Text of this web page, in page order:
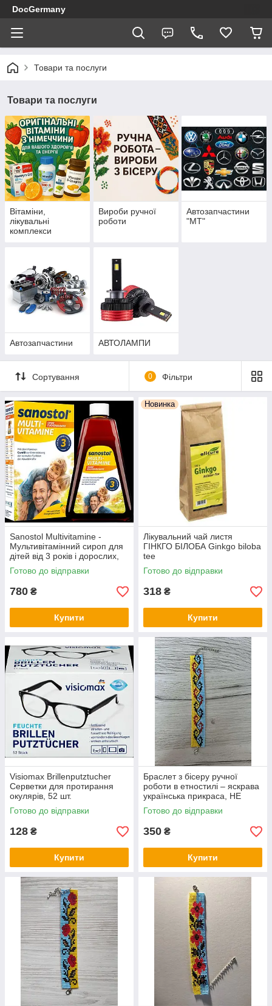
DocGermany
Товари та послуги
Товари та послуги
Вітаміни,
лікувальні
комплекси
Вироби ручної
роботи
Автозапчастини
"МТ"
Автозапчастини АВТОЛАМПИ
Сортування 0 Фільтри
Sanostol Multivitamine -
Мультивітамінний сироп для
дітей від 3 років і дорослих,
без цукру, з натуральним
апельсиновим смаком
Готово до відправки
780 ₴
Купити
Новинка
Лікувальний чай листя
ГІНКГО БІЛОБА Ginkgo biloba
tee
Готово до відправки
318 ₴
Купити
Visiomax Brillenputztucher
Серветки для протирання
окулярів, 52 шт.
Готово до відправки
128 ₴
Купити
Браслет з бісеру ручної
роботи в етностилі – яскрава
українська прикраса, НЕ
СТАНОК
Готово до відправки
350 ₴
Купити